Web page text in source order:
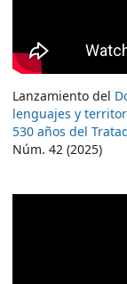
Lanzamiento del
lenguajes y
530 años del
Núm. 42 (2025)